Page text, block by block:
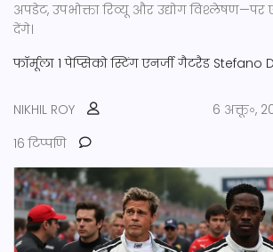
अपडेट, उपभोक्ता रिव्यू और उद्योग
देंगे।
फॉर्मूला 1 पेप्सिको स्टिंग एनर्जी गैटरैड Stefano
NIKHIL ROY
6 अक्तू॰,
16 टिप्पणि